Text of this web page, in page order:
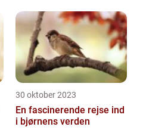
30 oktober 2023
En fascinerende rejse ind
i bjørnens verden